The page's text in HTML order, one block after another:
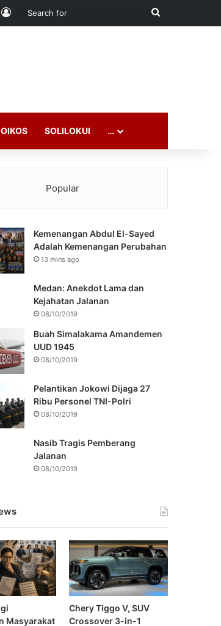
Log In
Search
OIKOS SOLILOKUI …
Popular
Kemenangan Abdul El-Sayed
Adalah Kemenangan Perubahan
13 mins ago
Medan: Anekdot Lama dan
Kejahatan Jalanan
08/10/2019
Buah Simalakama Amandemen
UUD 1945
08/10/2019
Pelantikan Jokowi Dijaga 27
Ribu Personel TNI-Polri
08/10/2019
Nasib Tragis Pemberang
Jalanan
08/10/2019
Masyarakat
Chery Tiggo V, SUV
Crossover 3-in-1